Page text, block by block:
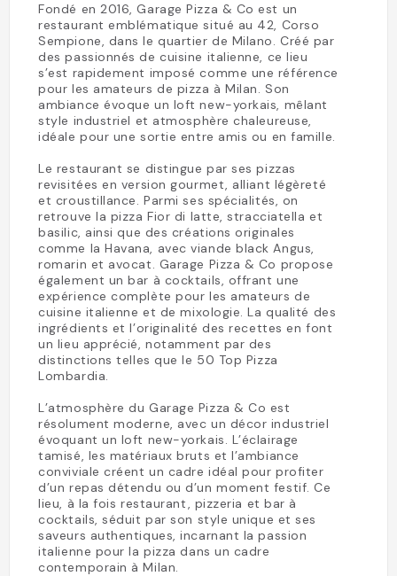
Fondé en 2016, Garage Pizza & Co est un
restaurant emblématique situé au 42, Corso
Sempione, dans le quartier de Milano. Créé par
des passionnés de cuisine italienne, ce lieu
s’est rapidement imposé comme une référence
pour les amateurs de pizza à Milan. Son
ambiance évoque un loft new-yorkais, mêlant
style industriel et atmosphère chaleureuse,
idéale pour une sortie entre amis ou en famille.
Le restaurant se distingue par ses pizzas
revisitées en version gourmet, alliant légèreté
et croustillance. Parmi ses spécialités, on
retrouve la pizza Fior di latte, stracciatella et
basilic, ainsi que des créations originales
comme la Havana, avec viande black Angus,
romarin et avocat. Garage Pizza & Co propose
également un bar à cocktails, offrant une
expérience complète pour les amateurs de
cuisine italienne et de mixologie. La qualité des
ingrédients et l’originalité des recettes en font
un lieu apprécié, notamment par des
distinctions telles que le 50 Top Pizza
Lombardia.
L’atmosphère du Garage Pizza & Co est
résolument moderne, avec un décor industriel
évoquant un loft new-yorkais. L’éclairage
tamisé, les matériaux bruts et l’ambiance
conviviale créent un cadre idéal pour profiter
d’un repas détendu ou d’un moment festif. Ce
lieu, à la fois restaurant, pizzeria et bar à
cocktails, séduit par son style unique et ses
saveurs authentiques, incarnant la passion
italienne pour la pizza dans un cadre
contemporain à Milan.